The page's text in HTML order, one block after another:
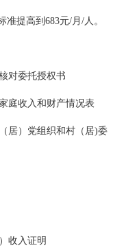
提高到683元/月/人。
对委托授权书
庭收入和财产情况表
居）党组织和村（居)委
收入证明